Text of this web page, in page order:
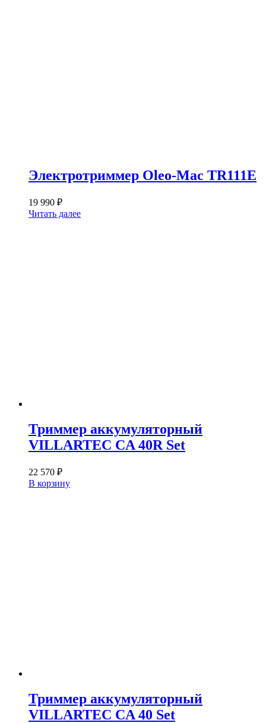
Электротриммер Oleo-Mac TR111E
19 990 ₽
Читать далее
Триммер аккумуляторный
VILLARTEC CA 40R Set
22 570 ₽
В корзину
Триммер аккумуляторный
VILLARTEC CA 40 Set